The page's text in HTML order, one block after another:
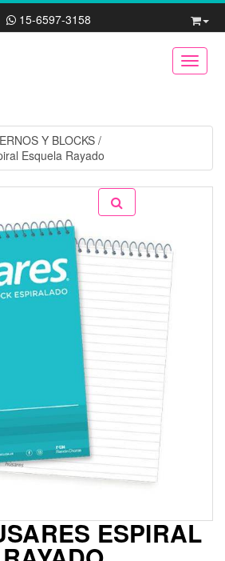
15-6597-3158
Y BLOCKS/
Esquela Rayado
ESPIRAL